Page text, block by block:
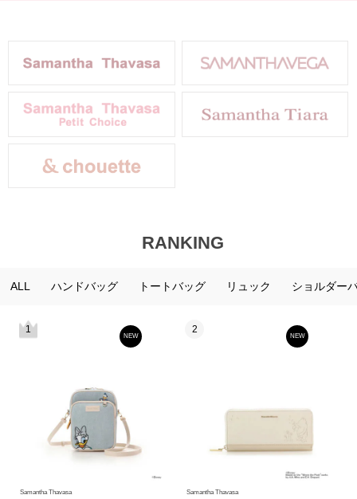
RANKING
ALL ハンドバッグ トートバッグ リュック ショルダー
1
NEW
Samantha Thavasa
2
NEW
Samantha Thavasa